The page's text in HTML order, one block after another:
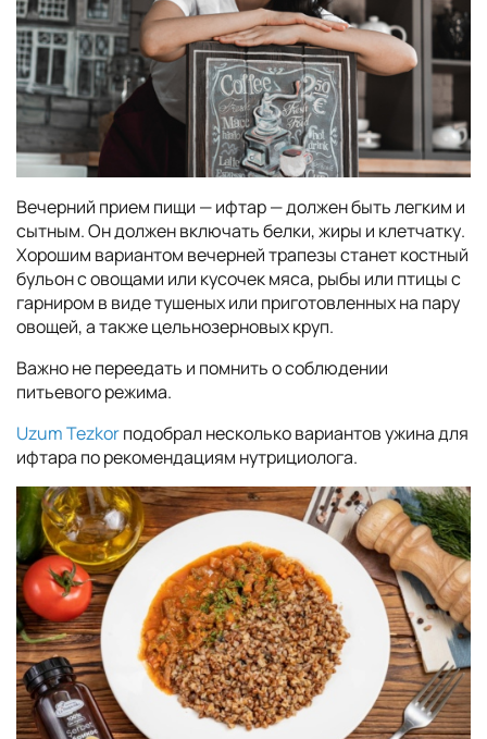
Вечерний прием пищи — ифтар — должен быть легким и
сытным. Он должен включать белки, жиры и клетчатку.
Хорошим вариантом вечерней трапезы станет костный
бульон с овощами или кусочек мяса, рыбы или птицы с
гарниром в виде тушеных или приготовленных на пару
овощей, а также цельнозерновых круп.
Важно не переедать и помнить о соблюдении
питьевого режима.
Uzum Tezkorподобрал несколько вариантов ужина для
ифтара по рекомендациям нутрициолога.